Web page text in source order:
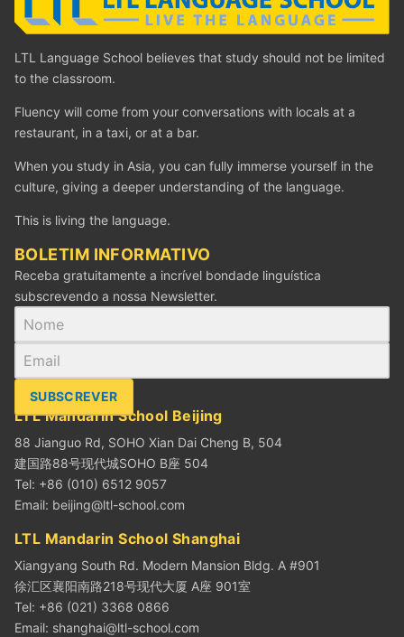
LTL Language School believes that study should not be limited
to the classroom.
Fluency will come from your conversations with locals at a
restaurant, in a taxi, or at a bar.
When you study in Asia, you can fully immerse yourself in the
culture, giving a deeper understanding of the language.
This is living the language.
BOLETIM INFORMATIVO
Receba gratuitamente a incrível bondade linguística
subscrevendo a nossa Newsletter.
SUBSCREVER
LTL Mandarin School Beijing
88 Jianguo Rd, SOHO Xian Dai Cheng B, 504
建国路88号现代城SOHO B座 504
Tel: +86 (010) 6512 9057
Email: beijing@ltl-school.com
LTL Mandarin School Shanghai
Xiangyang South Rd. Modern Mansion Bldg. A #901
徐汇区襄阳南路218号现代大厦 A座 901室
Tel: +86 (021) 3368 0866
Email: shanghai@ltl-school.com